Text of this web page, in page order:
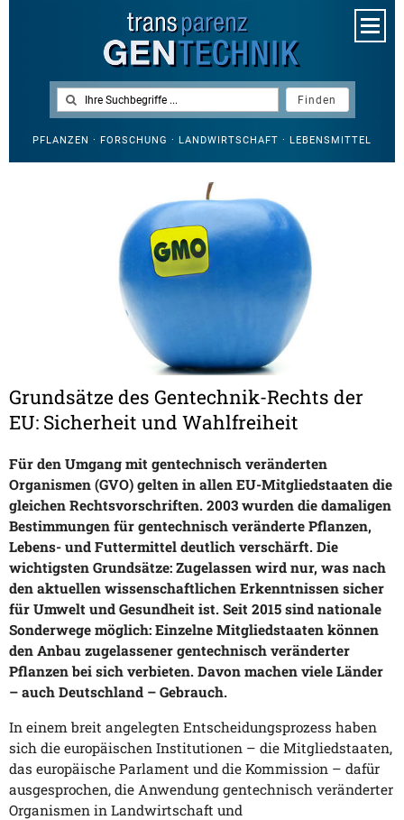
PFLANZEN · FORSCHUNG · LANDWIRTSCHAFT · LEBENSMITTEL
Grundsätze des Gentechnik-Rechts der
EU: Sicherheit und Wahlfreiheit
Für den Umgang mit gentechnisch veränderten
Organismen (GVO) gelten in allen EU-Mitgliedstaaten die
gleichen Rechtsvorschriften. 2003 wurden die damaligen
Bestimmungen für gentechnisch veränderte Pflanzen,
Lebens- und Futtermittel deutlich verschärft. Die
wichtigsten Grundsätze: Zugelassen wird nur, was nach
den aktuellen wissenschaftlichen Erkenntnissen sicher
für Umwelt und Gesundheit ist. Seit 2015 sind nationale
Sonderwege möglich: Einzelne Mitgliedstaaten können
den Anbau zugelassener gentechnisch veränderter
Pflanzen bei sich verbieten. Davon machen viele Länder
– auch Deutschland – Gebrauch.
In einem breit angelegten Entscheidungsprozess haben
sich die europäischen Institutionen – die Mitgliedstaaten,
das europäische Parlament und die Kommission – dafür
ausgesprochen, die Anwendung gentechnisch veränderter
Organismen in Landwirtschaft und